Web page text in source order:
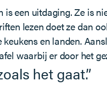
is een uitdaging. Ze is
lezen doet ze dan
en landen.
waarbij er door het
het gaat.”